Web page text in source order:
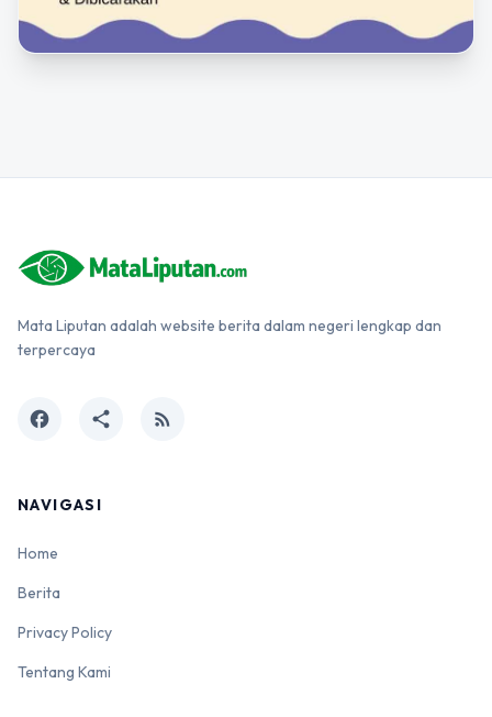
Mata Liputan adalah website berita dalam negeri lengkap dan
terpercaya
facebook share rss_feed
NAVIGASI
Home
Berita
Privacy Policy
Tentang Kami